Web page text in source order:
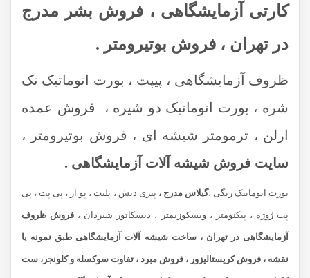
کارتی آزمایشگاهی ، فروش بشر مدرج
در تهران ، فروش بوتیرومتر .
ظروف آزمایشگاهی ، پیپت ، بورت اتوماتیک تک
شره ، بورت اتوماتیک دو شیره ، فروش عمده
ارلن ، ترمومتر شیشه ای ، فروش بوتیرومتر ،
سایت فروش شیشه آلات آزمایشگاهی .
بورت اتوماتیک رنگی ،گیلاس مدرج ، پتری دیش ، پلیت ، پو آر ، پی پت ، پی
پت ژوژه ، پیکنومتر ، ویسکوزیمتر ، دیسکاتور شیردان ، فروش ظروف
آزمایشگاهی در تهران ، ساخت شیشه آلات آزمایشگاهی طبق نمونه یا
نقشه ، فروش کریستالیزور ، فروش مبرد ، تفاوت سوکسله و کلونجر، ست